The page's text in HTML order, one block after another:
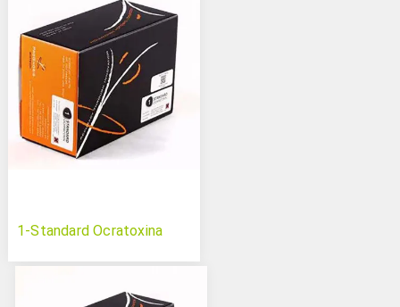
1-Standard Ocratoxina